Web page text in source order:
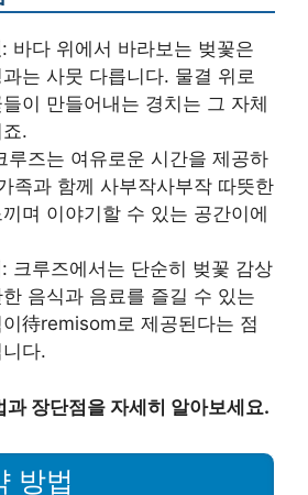
: 바다 위에서 바라보는 벚꽃은
는 사뭇 다릅니다. 물결 위로
이 만들어내는 경치는 그 자체
.
루즈는 여유로운 시간을 제공하
족과 함께 사부작사부작 따뜻한
며 이야기할 수 있는 공간이에
: 크루즈에서는 단순히 벚꽃 감상
음식과 음료를 즐길 수 있는
待remisom로 제공된다는 점
다.
과 장단점을 자세히 알아보세요.
방법